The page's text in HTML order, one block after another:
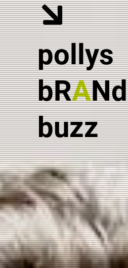
pollys
bRANd
buzz